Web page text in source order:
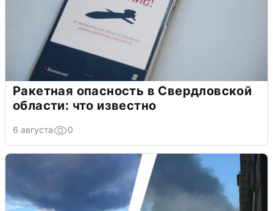
Ракетная опасность в Свердловской
области: что известно
6 августа 0